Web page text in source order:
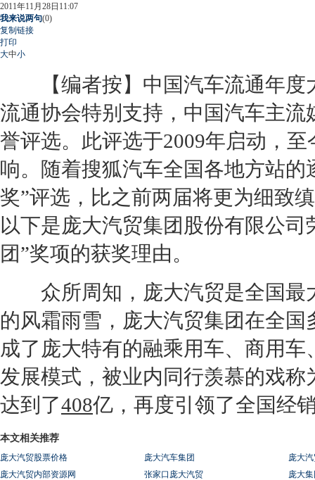
2011年11月28日11:07
我来说两句(0)
复制链接
打印
大中小
【编者按】中国汽车流通年度
流通协会特别支持，中国汽车主
誉评选。此评选于2009年启动，
响。随着搜狐汽车全国各地方站
奖”评选，比之前两届将更为细致
以下是庞大汽贸集团股份有限公
团”奖项的获奖理由。
众所周知，庞大汽贸是全国最
的风霜雨雪，庞大汽贸集团在全
成了庞大特有的融乘用车、商用车
发展模式，被业内同行羡慕的戏称
达到了408亿，再度引领了全国经
本文相关推荐
庞大汽贸股票价格 庞大汽车集团
庞大
庞大汽贸内部资源网
张家口庞大汽贸
庞大